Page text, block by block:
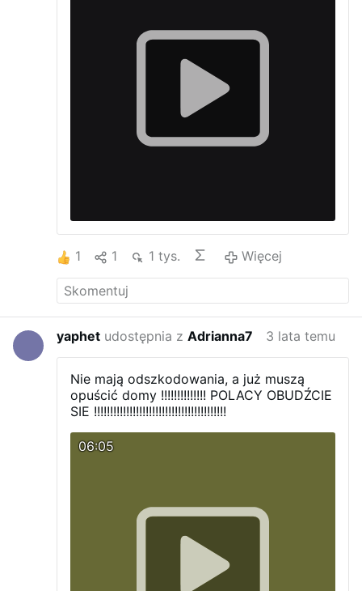
1 1 1 tys. Więcej
yaphet udostępnia zAdrianna7 3 lata temu
Nie mają odszkodowania, a już muszą
opuścić domy !!!!!!!!!!!!!! POLACY OBUDŹCIE
SIE !!!!!!!!!!!!!!!!!!!!!!!!!!!!!!!!!!!!!!!!!
06:05